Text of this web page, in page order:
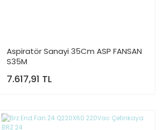
Aspiratör Sanayi 35Cm ASP FANSAN
S35M
7.617,91 TL